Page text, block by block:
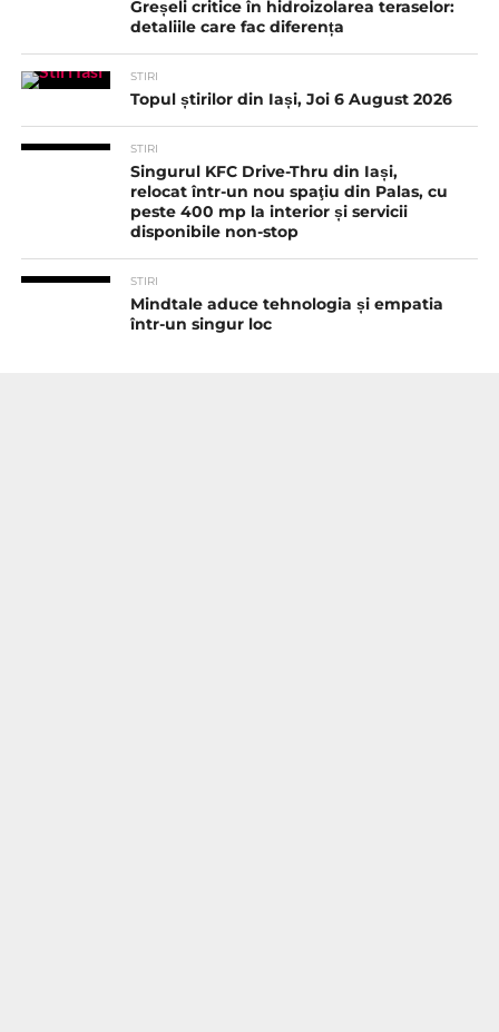
Greșeli critice în hidroizolarea teraselor:
detaliile care fac diferența
STIRI
Topul știrilor din Iași, Joi 6 August 2026
STIRI
Singurul KFC Drive-Thru din Iași,
relocat într-un nou spaţiu din Palas, cu
peste 400 mp la interior și servicii
disponibile non-stop
STIRI
Mindtale aduce tehnologia și empatia
într-un singur loc